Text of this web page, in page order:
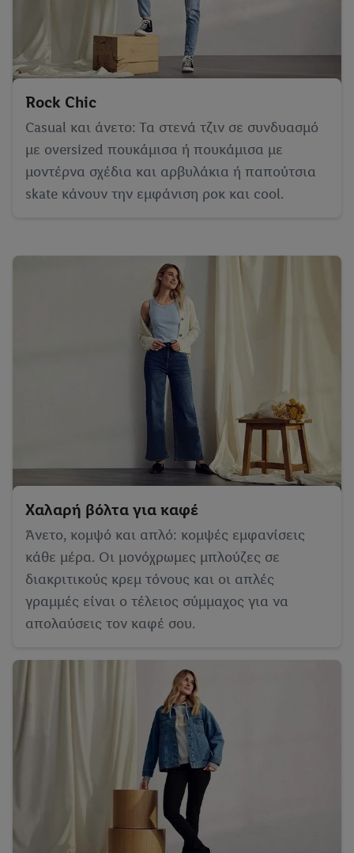
Rock Chic
Casual και άνετο: Τα στενά τζιν σε συνδυασμό
με oversized πουκάμισα ή πουκάμισα με
μοντέρνα σχέδια και αρβυλάκια ή παπούτσια
skate κάνουν την εμφάνιση ροκ και cool.
Χαλαρή βόλτα για καφέ
Άνετο, κομψό και απλό: κομψές εμφανίσεις
κάθε μέρα. Οι μονόχρωμες μπλούζες σε
διακριτικούς κρεμ τόνους και οι απλές
γραμμές είναι ο τέλειος σύμμαχος για να
απολαύσεις τον καφέ σου.